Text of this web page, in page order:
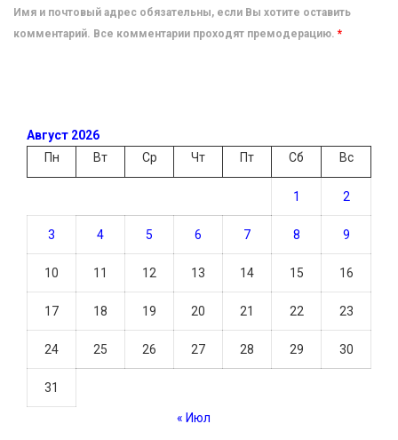
Имя и почтовый адрес обязательны, если Вы хотите оставить
комментарий. Все комментарии проходят премодерацию. *
Август 2026
Пн
Вт Ср Чт Пт Сб Вс
1 2
3 4 5 6 7 8 9
10 11 12 13 14 15 16
17 18 19 20 21 22 23
24 25 26 27 28 29 30
31
« Июл